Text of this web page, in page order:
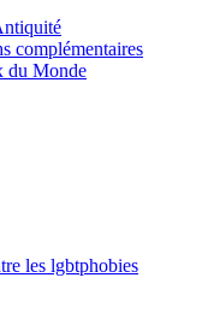
complémentaires
du Monde
les lgbtphobies